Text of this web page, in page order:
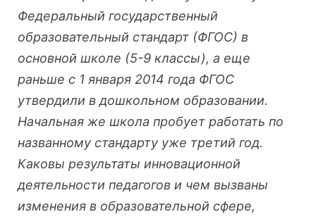
Федеральный государственный
образовательный стандарт (ФГОС) в
основной школе (5-9 классы), а еще
раньше с 1 января 2014 года ФГОС
утвердили в дошкольном образовании.
Начальная же школа пробует работать по
названному стандарту уже третий год.
Каковы результаты инновационной
деятельности педагогов и чем вызваны
изменения в образовательной сфере,